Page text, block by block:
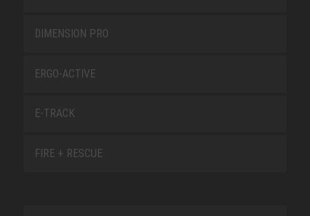
DIMENSION PRO
ERGO-ACTIVE
E-TRACK
FIRE + RESCUE